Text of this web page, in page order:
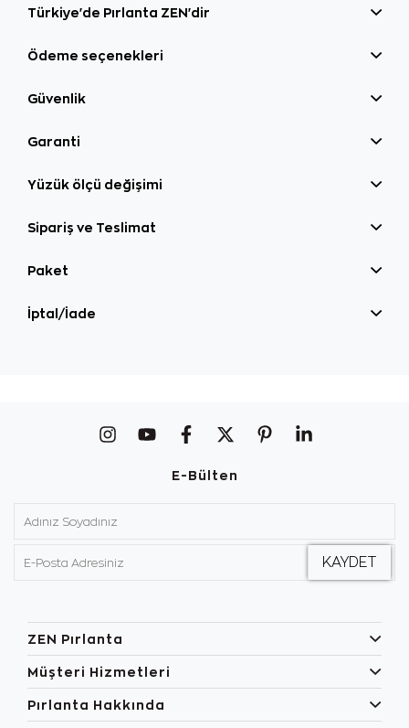
Türkiye'de Pırlanta ZEN'dir
Ödeme seçenekleri
Güvenlik
Garanti
Yüzük ölçü değişimi
Sipariş ve Teslimat
Paket
İptal/İade
E-Bülten
ZEN Pırlanta
Müşteri Hizmetleri
Pırlanta Hakkında